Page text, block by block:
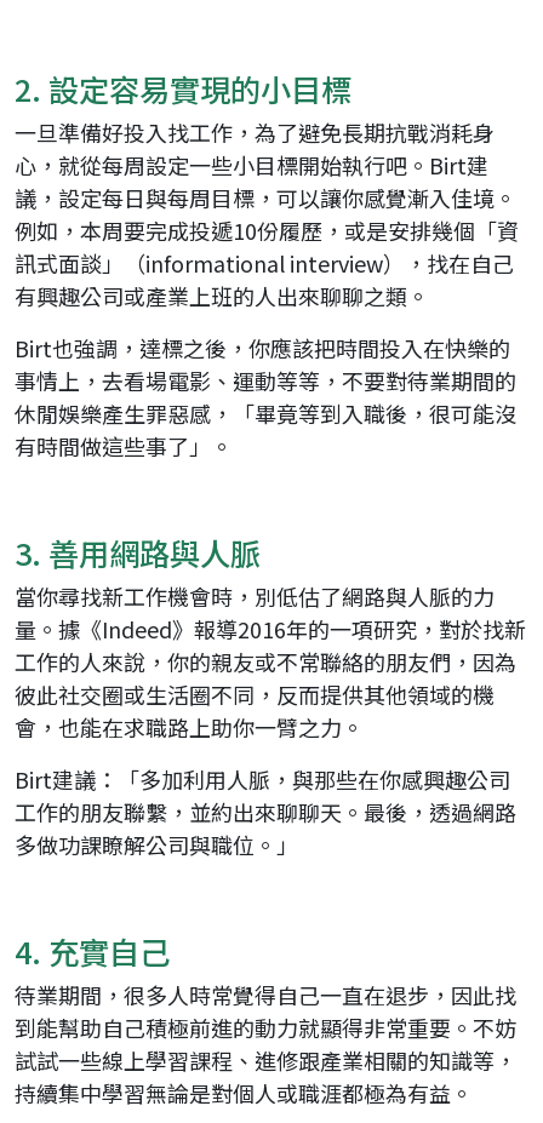
2. 設定容易實現的小目標
一旦準備好投入找工作，為了避免長期抗戰消耗身
心，就從每周設定一些小目標開始執行吧。Birt建
議，設定每日與每周目標，可以讓你感覺漸入佳境。
例如，本周要完成投遞10份履歷，或是安排幾個「資
訊式面談」（informational interview），找在自己
有興趣公司或產業上班的人出來聊聊之類。
Birt也強調，達標之後，你應該把時間投入在快樂的
事情上，去看場電影、運動等等，不要對待業期間的
休閒娛樂產生罪惡感，「畢竟等到入職後，很可能沒
有時間做這些事了」。
3. 善用網路與人脈
當你尋找新工作機會時，別低估了網路與人脈的力
量。據《Indeed》報導2016年的一項研究，對於找新
工作的人來說，你的親友或不常聯絡的朋友們，因為
彼此社交圈或生活圈不同，反而提供其他領域的機
會，也能在求職路上助你一臂之力。
Birt建議：「多加利用人脈，與那些在你感興趣公司
工作的朋友聯繫，並約出來聊聊天。最後，透過網路
多做功課瞭解公司與職位。」
4. 充實自己
待業期間，很多人時常覺得自己一直在退步，因此找
到能幫助自己積極前進的動力就顯得非常重要。不妨
試試一些線上學習課程、進修跟產業相關的知識等，
持續集中學習無論是對個人或職涯都極為有益。